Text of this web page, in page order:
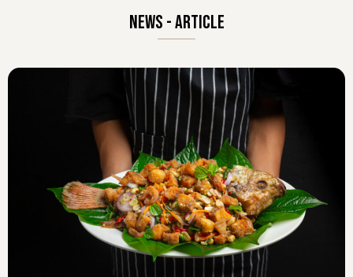
NEWS - ARTICLE